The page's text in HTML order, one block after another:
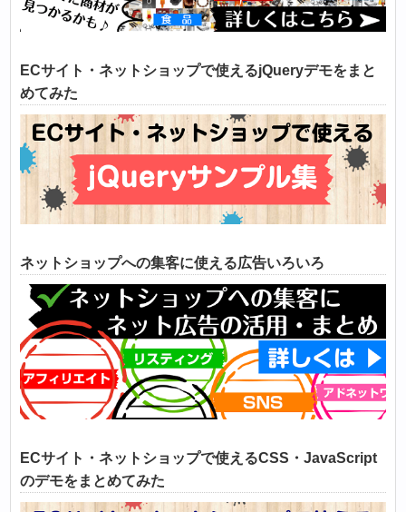
ECサイト・ネットショップで使えるjQueryデモをまと
めてみた
ネットショップへの集客に使える広告いろいろ
ECサイト・ネットショップで使えるCSS・JavaScript
のデモをまとめてみた